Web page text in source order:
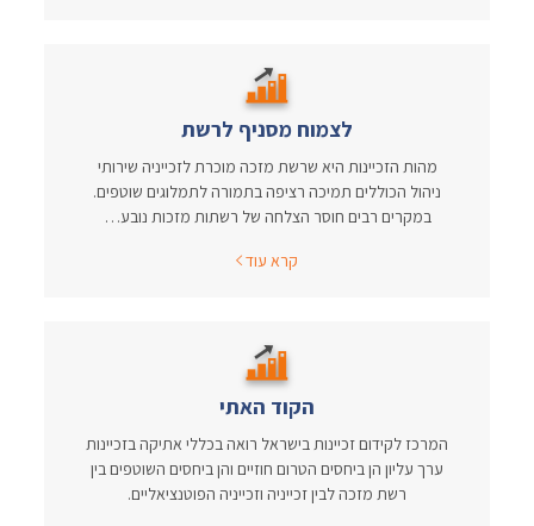
לצמוח מסניף לרשת
מהות הזכיינות היא שרשת מזכה מוכרת לזכייניה שירותי
ניהול הכוללים תמיכה רציפה בתמורה לתמלוגים שוטפים.
במקרים רבים חוסר הצלחה של רשתות מזכות נובע…
קרא עוד
הקוד האתי
המרכז לקידום זכיינות בישראל רואה בכללי אתיקה בזכיינות
ערך עליון הן ביחסים הטרום חוזיים והן ביחסים השוטפים בין
רשת מזכה לבין זכייניה וזכייניה הפוטנציאליים.